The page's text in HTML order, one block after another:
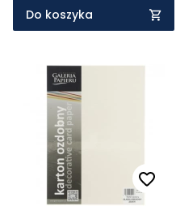
Do koszyka